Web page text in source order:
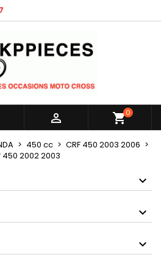
 shopping_cart0
450 cc
CRF 450 2003 2006
2002 2003
×
liste
d'envies ×
Créer une liste d'envies
×
pour ajouter des produits
Annuler Connexion